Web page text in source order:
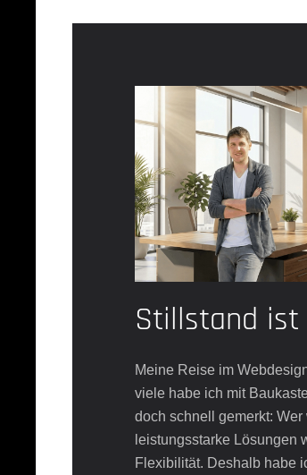
Stillstand ist
Meine Reise im
viele habe ich mit
doch schnell gemerkt:
leistungsstarke Lösungen
Flexibilität. Deshalb habe